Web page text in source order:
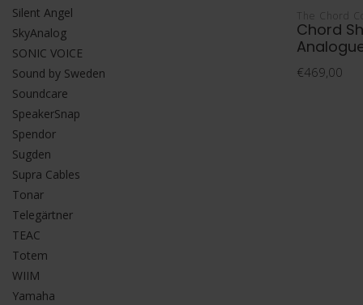
Silent Angel
SkyAnalog
SONIC VOICE
Sound by Sweden
Soundcare
SpeakerSnap
Spendor
Sugden
Supra Cables
Tonar
Telegärtner
TEAC
Totem
WIIM
Yamaha
The Chord
Chord
€469,00